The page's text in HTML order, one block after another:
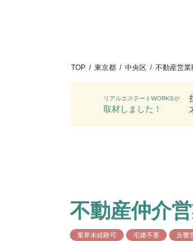
TOP / 東京都 / 中央区 / 不動産営業
リアルエステートWORKSが
取材しました！
不動産仲介
業界未経験可 宅建不要 反響